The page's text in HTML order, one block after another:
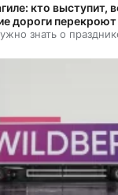
кто выступит,
дороги перекроют
знать о